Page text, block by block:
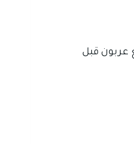
عربون قبل